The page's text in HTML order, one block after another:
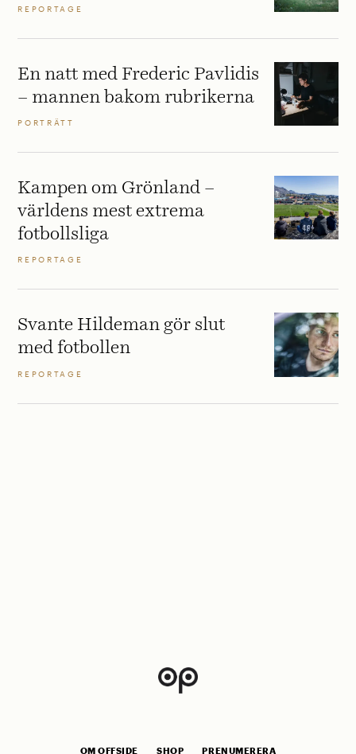
REPORTAGE
En natt med Frederic Pavlidis
– mannen bakom rubrikerna
PORTRÄTT
Kampen om Grönland –
världens mest extrema
fotbollsliga
REPORTAGE
Svante Hildeman gör slut
med fotbollen
REPORTAGE
OM OFFSIDE SHOP PRENUMERERA